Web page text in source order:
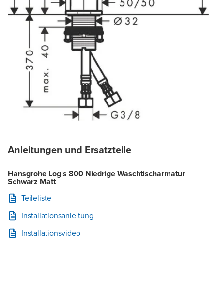
Anleitungen und Ersatzteile
Hansgrohe Logis 800 Niedrige Waschtischarmatur
Schwarz Matt
Teileliste
Installationsanleitung
Installationsvideo